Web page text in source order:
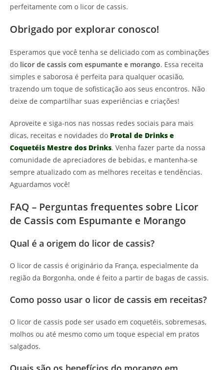
perfeitamente com o licor de cassis.
Obrigado por explorar conosco!
Esperamos que você tenha se deliciado com as combinações
do licor de cassis com espumante e morango. Essa receita
simples e saborosa é perfeita para qualquer ocasião,
trazendo um toque de sofisticação aos seus encontros. Não
deixe de compartilhar suas experiências e criações!
Aproveite e siga-nos nas nossas redes sociais para mais
dicas, receitas e novidades do Protal de Drinks e
Coquetéis Mestre dos Drinks. Venha fazer parte da nossa
comunidade de apreciadores de bebidas, e mantenha-se
sempre atualizado com as melhores receitas e tendências.
Aguardamos você!
FAQ – Perguntas frequentes sobre Licor
de Cassis com Espumante e Morango
Qual é a origem do licor de cassis?
O licor de cassis é originário da França, especialmente da
região da Borgonha, onde é feito a partir de bagas de cassis.
Como posso usar o licor de cassis em receitas?
O licor de cassis pode ser usado em coquetéis, sobremesas,
molhos ou até mesmo como um toque especial em pratos
salgados.